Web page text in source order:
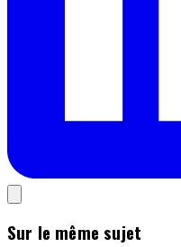
Sur le même sujet